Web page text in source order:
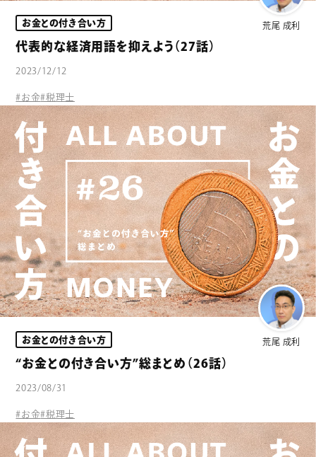
荒尾 成利
お金との付き合い方
代表的な経済用語を抑えよう（27話）
2023/12/12
#お金#税理士
荒尾 成利
お金との付き合い方
“お金との付き合い方”総まとめ（26話）
2023/08/31
#お金#税理士